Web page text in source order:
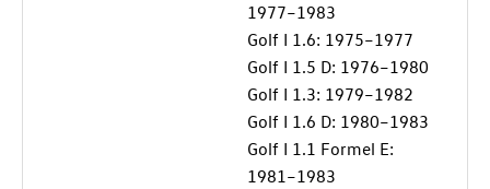
1977–1983
Golf I 1.6: 1975–1977
Golf I 1.5 D: 1976–1980
Golf I 1.3: 1979–1982
Golf I 1.6 D: 1980–1983
Golf I 1.1 Formel E:
1981–1983